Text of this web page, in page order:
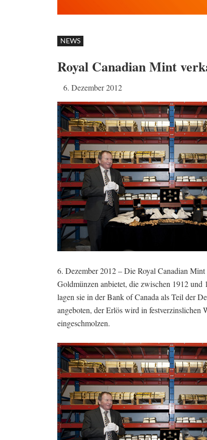
NEWS
Royal Canadian Mint
6. Dezember 2012
6. Dezember 2012 – Die Royal Canadian
Goldmünzen anbietet, die zwischen 1912
lagen sie in der Bank of Canada als Teil der
angeboten, der Erlös wird in festverzinslichen
eingeschmolzen.